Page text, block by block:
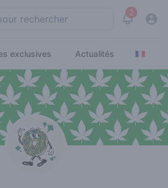
2
View
exclusives Actualités